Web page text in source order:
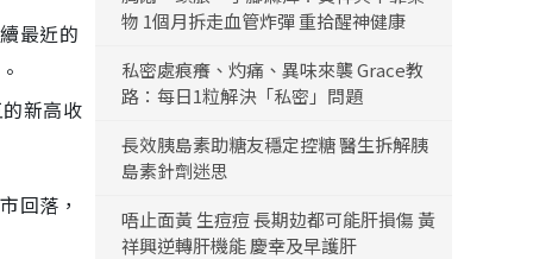
最近的
新高收
回落，
物 1個月拆走血管炸彈 重拾醒神健康
私密處痕癢、灼痛、異味來襲 Grace教
路：每日1粒解決「私密」問題
長效胰島素助糖友穩定控糖 醫生拆解胰
島素針劑迷思
唔止面黃 生痘痘 長期攰都可能肝損傷 黃
祥興逆轉肝機能 慶幸及早護肝